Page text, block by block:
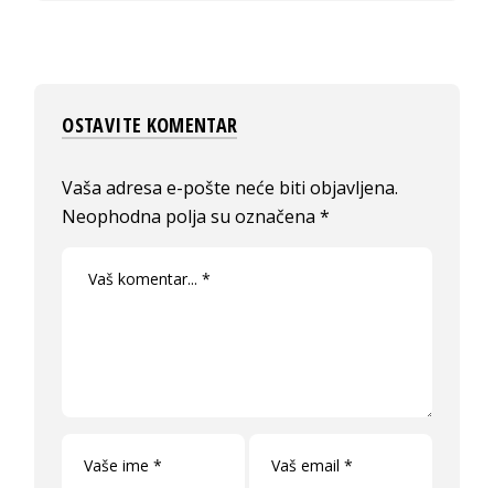
OSTAVITE KOMENTAR
Vaša adresa e-pošte neće biti objavljena.
Neophodna polja su označena*